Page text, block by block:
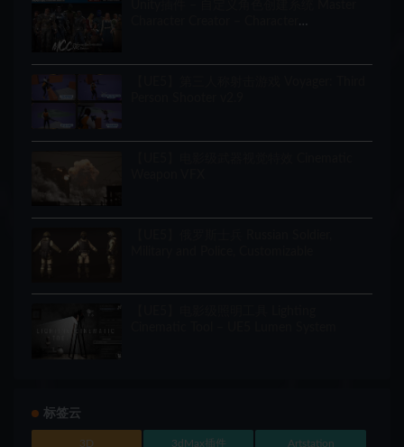
标签云
3D 3dMax插件 Artstation